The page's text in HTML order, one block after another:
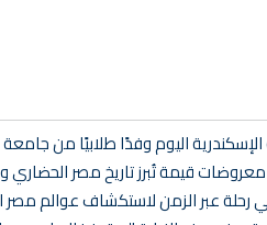
معروضات قيمة تُبرز تاريخ مصر
رحلة عبر الزمن لاستكشاف عوالم